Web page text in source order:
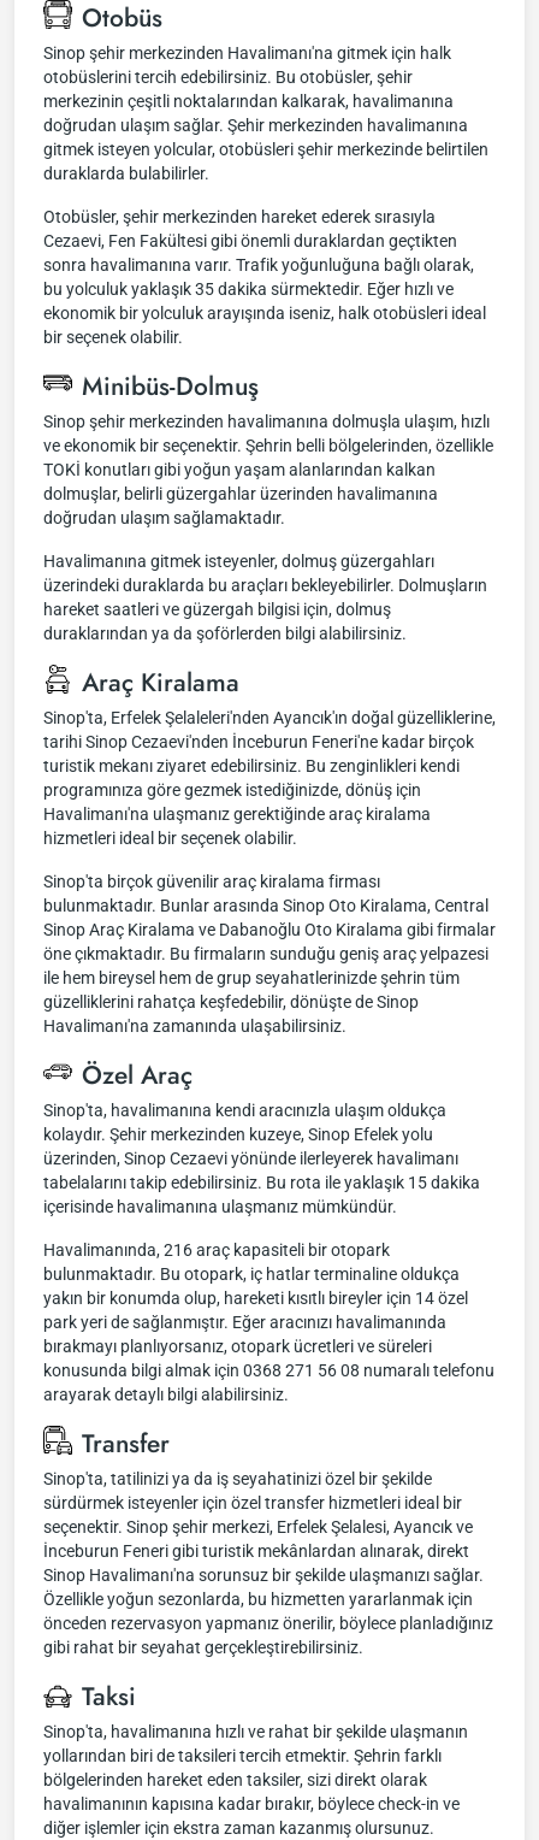
Otobüs
Sinop şehir merkezinden Havalimanı'na gitmek için halk
otobüslerini tercih edebilirsiniz. Bu otobüsler, şehir
merkezinin çeşitli noktalarından kalkarak, havalimanına
doğrudan ulaşım sağlar. Şehir merkezinden havalimanına
gitmek isteyen yolcular, otobüsleri şehir merkezinde belirtilen
duraklarda bulabilirler.
Otobüsler, şehir merkezinden hareket ederek sırasıyla
Cezaevi, Fen Fakültesi gibi önemli duraklardan geçtikten
sonra havalimanına varır. Trafik yoğunluğuna bağlı olarak,
bu yolculuk yaklaşık 35 dakika sürmektedir. Eğer hızlı ve
ekonomik bir yolculuk arayışında iseniz, halk otobüsleri ideal
bir seçenek olabilir.
Minibüs-Dolmuş
Sinop şehir merkezinden havalimanına dolmuşla ulaşım, hızlı
ve ekonomik bir seçenektir. Şehrin belli bölgelerinden, özellikle
TOKİ konutları gibi yoğun yaşam alanlarından kalkan
dolmuşlar, belirli güzergahlar üzerinden havalimanına
doğrudan ulaşım sağlamaktadır.
Havalimanına gitmek isteyenler, dolmuş güzergahları
üzerindeki duraklarda bu araçları bekleyebilirler. Dolmuşların
hareket saatleri ve güzergah bilgisi için, dolmuş
duraklarından ya da şoförlerden bilgi alabilirsiniz.
Araç Kiralama
Sinop'ta, Erfelek Şelaleleri'nden Ayancık'ın doğal güzelliklerine,
tarihi Sinop Cezaevi'nden İnceburun Feneri'ne kadar birçok
turistik mekanı ziyaret edebilirsiniz. Bu zenginlikleri kendi
programınıza göre gezmek istediğinizde, dönüş için
Havalimanı'na ulaşmanız gerektiğinde araç kiralama
hizmetleri ideal bir seçenek olabilir.
Sinop'ta birçok güvenilir araç kiralama firması
bulunmaktadır. Bunlar arasında Sinop Oto Kiralama, Central
Sinop Araç Kiralama ve Dabanoğlu Oto Kiralama gibi firmalar
öne çıkmaktadır. Bu firmaların sunduğu geniş araç yelpazesi
ile hem bireysel hem de grup seyahatlerinizde şehrin tüm
güzelliklerini rahatça keşfedebilir, dönüşte de Sinop
Havalimanı'na zamanında ulaşabilirsiniz.
Özel Araç
Sinop'ta, havalimanına kendi aracınızla ulaşım oldukça
kolaydır. Şehir merkezinden kuzeye, Sinop Efelek yolu
üzerinden, Sinop Cezaevi yönünde ilerleyerek havalimanı
tabelalarını takip edebilirsiniz. Bu rota ile yaklaşık 15 dakika
içerisinde havalimanına ulaşmanız mümkündür.
Havalimanında, 216 araç kapasiteli bir otopark
bulunmaktadır. Bu otopark, iç hatlar terminaline oldukça
yakın bir konumda olup, hareketi kısıtlı bireyler için 14 özel
park yeri de sağlanmıştır. Eğer aracınızı havalimanında
bırakmayı planlıyorsanız, otopark ücretleri ve süreleri
konusunda bilgi almak için 0368 271 56 08 numaralı telefonu
arayarak detaylı bilgi alabilirsiniz.
Transfer
Sinop'ta, tatilinizi ya da iş seyahatinizi özel bir şekilde
sürdürmek isteyenler için özel transfer hizmetleri ideal bir
seçenektir. Sinop şehir merkezi, Erfelek Şelalesi, Ayancık ve
İnceburun Feneri gibi turistik mekânlardan alınarak, direkt
Sinop Havalimanı'na sorunsuz bir şekilde ulaşmanızı sağlar.
Özellikle yoğun sezonlarda, bu hizmetten yararlanmak için
önceden rezervasyon yapmanız önerilir, böylece planladığınız
gibi rahat bir seyahat gerçekleştirebilirsiniz.
Taksi
Sinop'ta, havalimanına hızlı ve rahat bir şekilde ulaşmanın
yollarından biri de taksileri tercih etmektir. Şehrin farklı
bölgelerinden hareket eden taksiler, sizi direkt olarak
havalimanının kapısına kadar bırakır, böylece check-in ve
diğer işlemler için ekstra zaman kazanmış olursunuz.